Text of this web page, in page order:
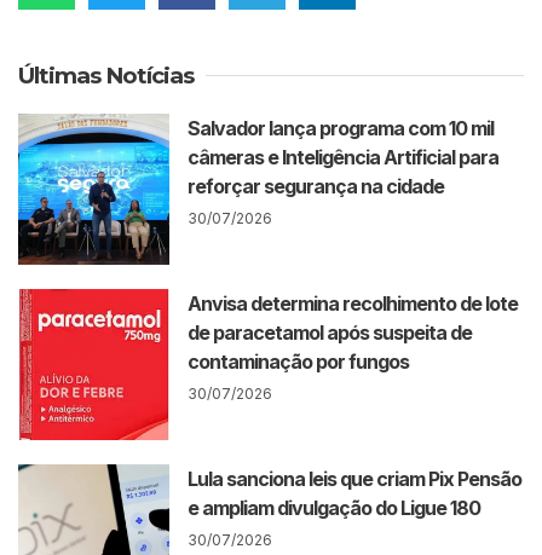
Últimas Notícias
Salvador lança programa com 10 mil
câmeras e Inteligência Artificial para
reforçar segurança na cidade
30/07/2026
Anvisa determina recolhimento de lote
de paracetamol após suspeita de
contaminação por fungos
30/07/2026
Lula sanciona leis que criam Pix Pensão
e ampliam divulgação do Ligue 180
30/07/2026